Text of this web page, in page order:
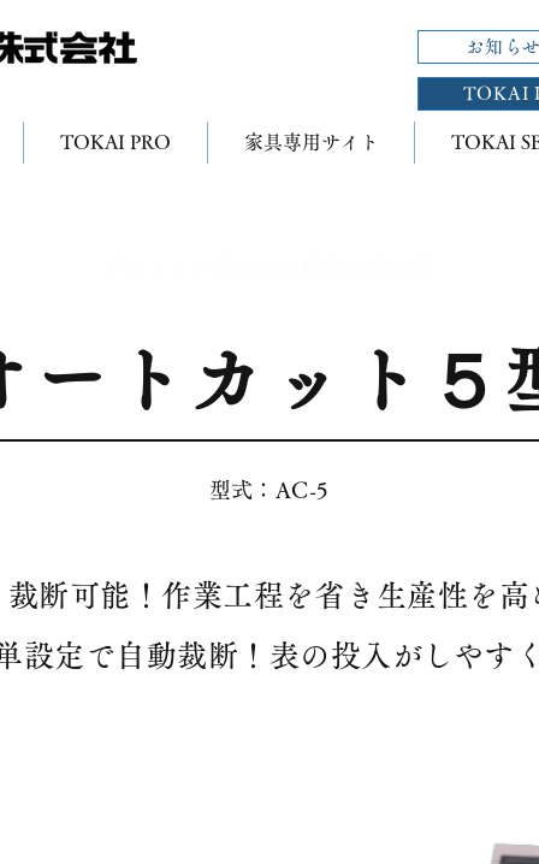
お知ら
TOKAI
TOKAI PRO 家具専用サイト TOKAI
ートカット５
型式：AC-5
裁断可能！作業工程を省き生産性を高
設定で自動裁断！表の投入がしやす